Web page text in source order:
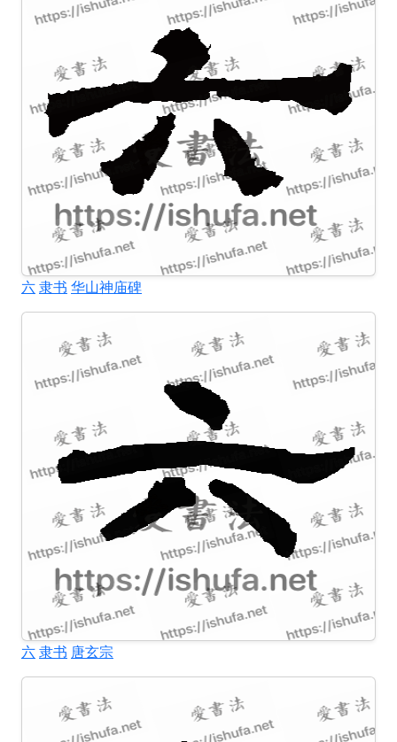
六隶书 华山神庙碑
六隶书 唐玄宗